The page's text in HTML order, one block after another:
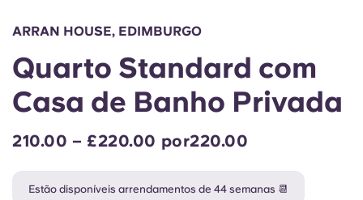
Chinese
Español
Iniciar sessão
ARRAN HOUSE, EDIMBURGO
Quarto Standard com
Casa de Banho Privada
210.00 – £220.00 por220.00
Estão disponíveis arrendamentos de 44 semanas 📆